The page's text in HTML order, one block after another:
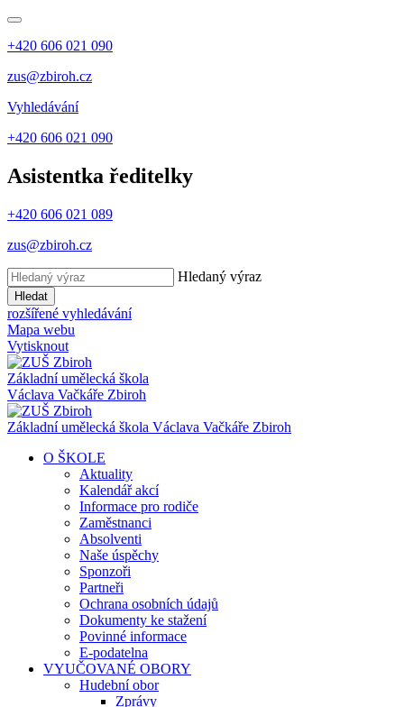
+420 606 021 090
zus@zbiroh.cz
Vyhledávání
+420 606 021 090
Asistentka ředitelky
+420 606 021 089
zus@zbiroh.cz
Hledaný výraz
Hledat
rozšířené vyhledávání
Mapa webu
Vytisknout
Základní umělecká škola
Václava Vačkáře Zbiroh
Základní umělecká škola Václava Vačkáře Zbiroh
O ŠKOLE
Aktuality
Kalendář akcí
Informace pro rodiče
Zaměstnanci
Absolventi
Naše úspěchy
Sponzoři
Partneři
Ochrana osobních údajů
Dokumenty ke stažení
Povinné informace
E-podatelna
VYUČOVANÉ OBORY
Hudební obor
Zprávy